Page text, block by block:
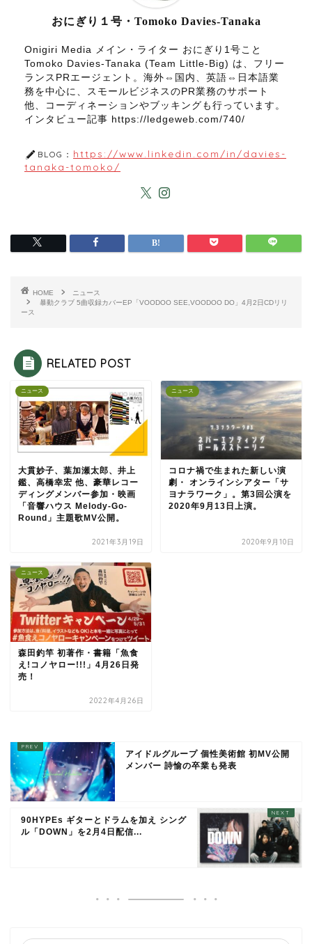
おにぎり１号・Tomoko Davies-Tanaka
Onigiri Media メイン・ライター おにぎり1号こと
Tomoko Davies-Tanaka (Team Little-Big) は、フリー
ランスPRエージェント。海外⇔国内、英語⇔日本語業
務を中心に、スモールビジネスのPR業務のサポート
他、コーディネーションやブッキングも行っています。
インタビュー記事 https://ledgeweb.com/740/
BLOG： https://www.linkedin.com/in/davies-
tanaka-tomoko/
HOME
ニュース
暴動クラブ 5曲収録カバーEP「VOODOO SEE,VOODOO DO」4月2日CDリリ
ース
RELATED POST
ニュース
大貫妙子、葉加瀬太郎、井上
鑑、高橋幸宏 他、豪華レコー
ディングメンバー参加・映画
「音響ハウス Melody-Go-
Round」主題歌MV公開。
2021年3月19日
ニュース
コロナ禍で生まれた新しい演
劇・ オンラインシアター「サ
ヨナラワーク」。第3回公演を
2020年9月13日上演。
2020年9月10日
ニュース
森田釣竿 初著作・書籍「魚食
え!コノヤロー!!!」4月26日発
売！
2022年4月26日
アイドルグループ 個性美術館 初MV公開
メンバー 詩愉の卒業も発表
90HYPEs ギターとドラムを加え シング
ル「DOWN」を2月4日配信...